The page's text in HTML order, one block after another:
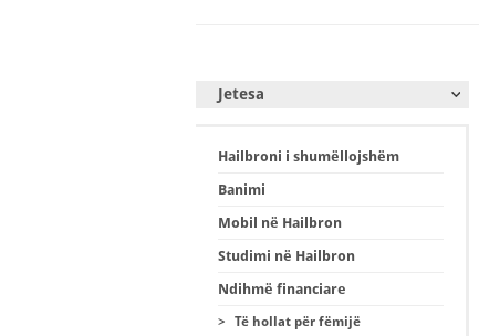
Jetesa
Hailbroni i shumëllojshëm
Banimi
Mobil në Hailbron
Studimi në Hailbron
Ndihmë financiare
> Të hollat për fëmijë